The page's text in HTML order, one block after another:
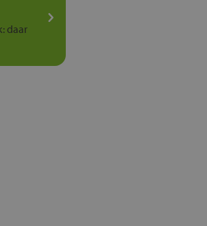
daar